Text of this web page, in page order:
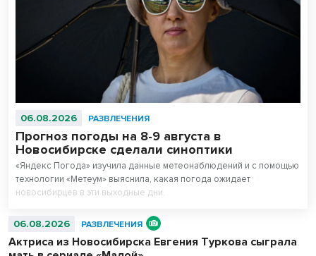
06.08.2026 РАЗВЛЕЧЕНИЯ
Прогноз погоды на 8-9 августа в
Новосибирске сделали синоптики
«Яндекс Погода» изучила данные метеонаблюдений и с помощью
технологии «Метеум» выяснила, какая погода ожидает
новосибирцев в эти выходные дни.
06.08.2026 РАЗВЛЕЧЕНИЯ
Актриса из Новосибирска Евгения Туркова сыграла